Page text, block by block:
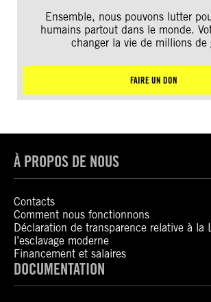
Ensemble, nous pouvons lutter
humains partout dans le monde.
changer la vie de millions de
FAIRE UN DON
À PROPOS DE NOUS
Contacts
Comment nous fonctionnons
Déclaration de transparence relative à la
l’esclavage moderne
Financement et salaires
DOCUMENTATION